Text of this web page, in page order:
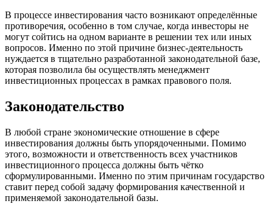
В процессе инвестирования часто возникают определённые
противоречия, особенно в том случае, когда инвесторы не
могут сойтись на одном варианте в решении тех или иных
вопросов. Именно по этой причине бизнес-деятельность
нуждается в тщательно разработанной законодательной базе,
которая позволила бы осуществлять менеджмент
инвестиционных процессах в рамках правового поля.
Законодательство
В любой стране экономические отношение в сфере
инвестирования должны быть упорядоченными. Помимо
этого, возможности и ответственность всех участников
инвестиционного процесса должны быть чётко
сформулированными. Именно по этим причинам государство
ставит перед собой задачу формирования качественной и
применяемой законодательной базы.